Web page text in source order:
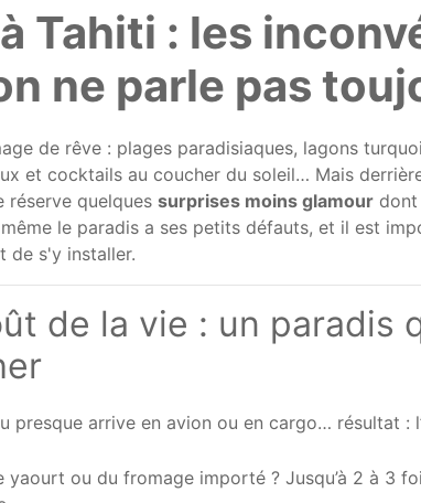
Tahiti : les
ne parle pas
de rêve : plages paradisiaques, lagons
et cocktails au coucher du soleil… Mais
réserve quelques surprises moins glamour dont
le paradis a ses petits défauts, et il est
de s'y installer.
de la vie : un paradis
presque arrive en avion ou en cargo… résultat :
yaourt ou du fromage importé ? Jusqu’à 2 à 3